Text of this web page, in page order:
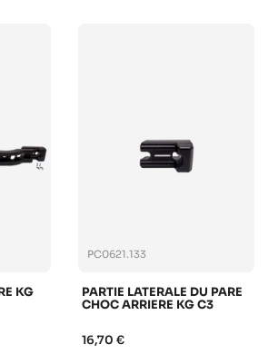
KG
PC0621.133
PARTIE LATERALE DU PARE
CHOC ARRIERE KG C3
16,70 €